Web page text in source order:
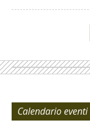
Calendario eventi